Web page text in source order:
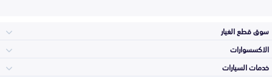
سوق قطع الغيار
الاكسسوارات
خدمات السيارات